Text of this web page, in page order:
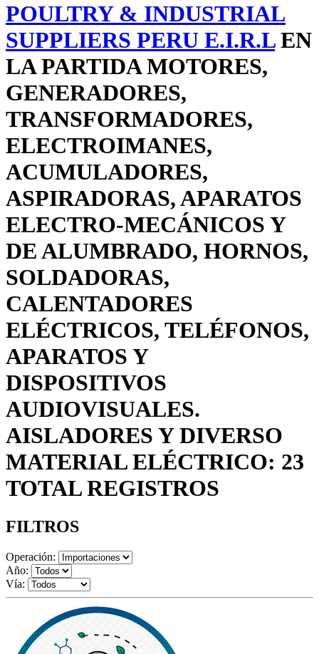
POULTRY & INDUSTRIAL
SUPPLIERS PERU E.I.R.LEN
LA PARTIDA MOTORES,
GENERADORES,
TRANSFORMADORES,
ELECTROIMANES,
ACUMULADORES,
ASPIRADORAS, APARATOS
ELECTRO-MECÁNICOS Y
DE ALUMBRADO, HORNOS,
SOLDADORAS,
CALENTADORES
ELÉCTRICOS, TELÉFONOS,
APARATOS Y
DISPOSITIVOS
AUDIOVISUALES.
AISLADORES Y DIVERSO
MATERIAL ELÉCTRICO: 23
TOTAL REGISTROS
FILTROS
Operación:
Año:
Vía: